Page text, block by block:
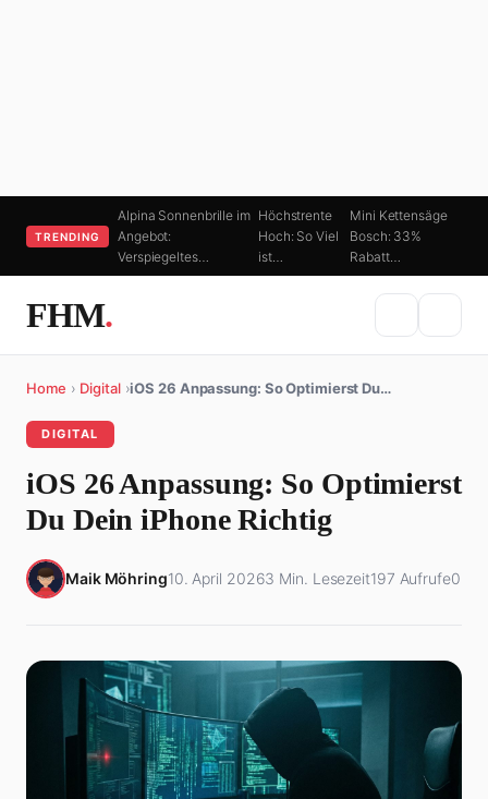
TRENDING
Alpina Sonnenbrille im
Angebot:
Verspiegeltes…
Höchstrente
Hoch: So Viel
ist…
Mini Kettensäge
Bosch: 33%
Rabatt…
FHM.
Home › Digital ›iOS 26 Anpassung: So Optimierst Du…
DIGITAL
iOS 26 Anpassung: So Optimierst
Du Dein iPhone Richtig
Maik Möhring10. April 20263 Min. Lesezeit197 Aufrufe0